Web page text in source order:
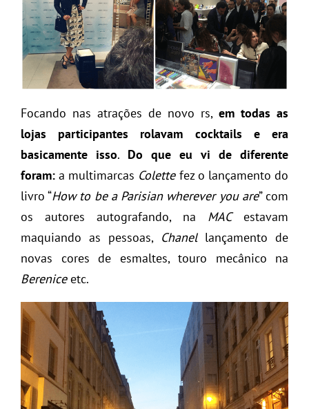
Focando nas atrações de novo rs, em todas as
lojas participantes rolavam cocktails e era
basicamente isso. Do que eu vi de diferente
foram: a multimarcas Colettefez o lançamento do
livro “How to be a Parisian wherever you are” com
os autores autografando, na MACestavam
maquiando as pessoas, Chanellançamento de
novas cores de esmaltes, touro mecânico na
Bereniceetc.